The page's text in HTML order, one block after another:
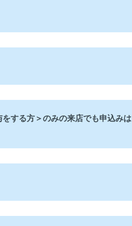
する方＞のみの来店でも申込みは